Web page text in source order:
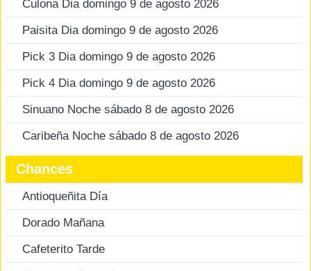
Culona Dia domingo 9 de agosto 2026
Paisita Dia domingo 9 de agosto 2026
Pick 3 Dia domingo 9 de agosto 2026
Pick 4 Dia domingo 9 de agosto 2026
Sinuano Noche sábado 8 de agosto 2026
Caribeña Noche sábado 8 de agosto 2026
Chances
Antioqueñita Día
Dorado Mañana
Cafeterito Tarde